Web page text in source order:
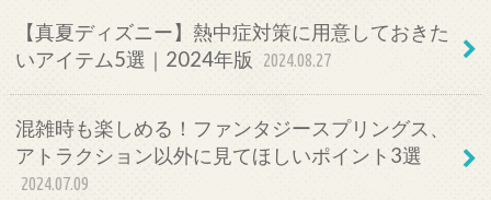
【真夏ディズニー】熱中症対策に用意しておきた
いアイテム5選｜2024年版
2024.08.27
混雑時も楽しめる！ファンタジースプリングス、
アトラクション以外に見てほしいポイント3選
2024.07.09